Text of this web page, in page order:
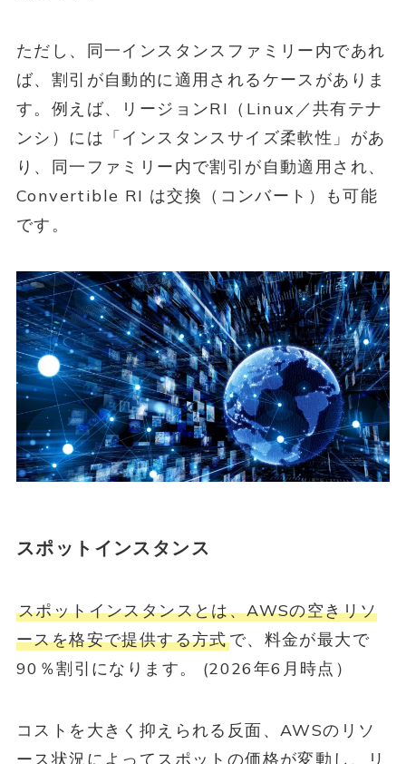
ただし、同一インスタンスファミリー内であれ
ば、割引が自動的に適用されるケースがありま
す。例えば、リージョンRI（Linux／共有テナ
ンシ）には「インスタンスサイズ柔軟性」があ
り、同一ファミリー内で割引が自動適用され、
Convertible RI は交換（コンバート）も可能
です。
スポットインスタンス
スポットインスタンスとは、AWSの空きリソ
ースを格安で提供する方式で、料金が最大で
90％割引になります。 (2026年6月時点）
コストを大きく抑えられる反面、AWSのリソ
ース状況によってスポットの価格が変動し、リ